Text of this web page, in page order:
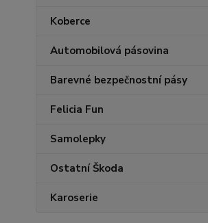
Koberce
Automobilová pásovina
Barevné bezpečnostní pásy
Felicia Fun
Samolepky
Ostatní Škoda
Karoserie